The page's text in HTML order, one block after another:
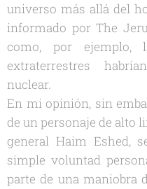
universo más allá del
informado por The
como, por
extraterrestres
nuclear.
En mi opinión, sin
de un personaje de alto
general Haim Eshed,
simple voluntad
parte de una maniobra